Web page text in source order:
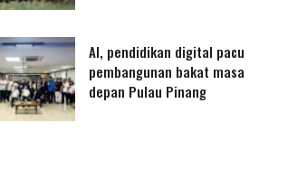
AI, pendidikan digital pacu
pembangunan bakat masa
depan Pulau Pinang